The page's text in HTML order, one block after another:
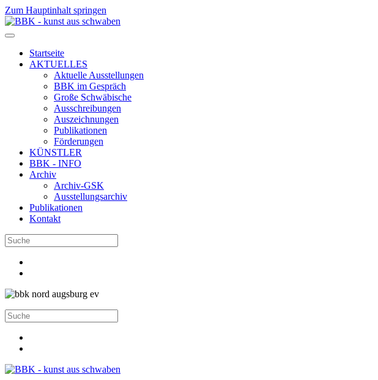
Zum Hauptinhalt springen
Startseite
AKTUELLES
Aktuelle Ausstellungen
BBK im Gespräch
Große Schwäbische
Ausschreibungen
Auszeichnungen
Publikationen
Förderungen
KÜNSTLER
BBK - INFO
Archiv
Archiv-GSK
Ausstellungsarchiv
Publikationen
Kontakt